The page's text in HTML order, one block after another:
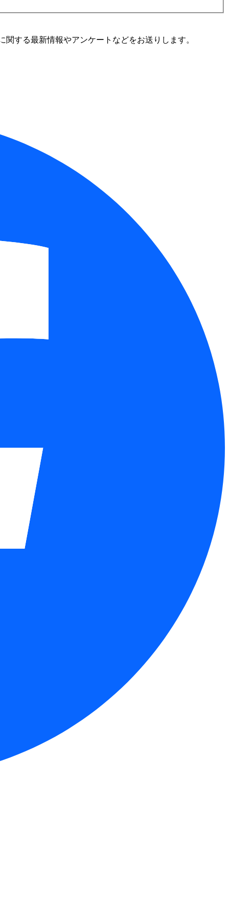
する最新情報やアンケートなどをお送りします。